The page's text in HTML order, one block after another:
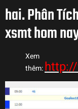
hai. Phân
xsmt hom
Xem
thêm: